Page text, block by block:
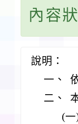
內容
說明：
一、
二、
(一